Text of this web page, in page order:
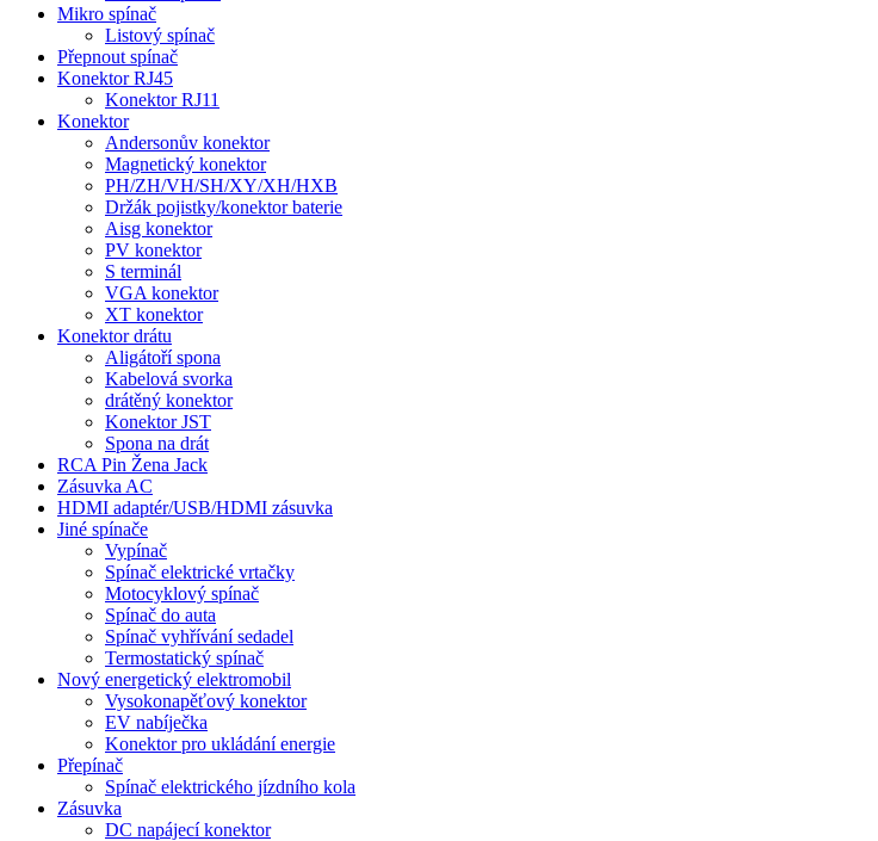
Mikro spínač
Listový spínač
Přepnout spínač
Konektor RJ45
Konektor RJ11
Konektor
Andersonův konektor
Magnetický konektor
PH/ZH/VH/SH/XY/XH/HXB
Držák pojistky/konektor baterie
Aisg konektor
PV konektor
S terminál
VGA konektor
XT konektor
Konektor drátu
Aligátoří spona
Kabelová svorka
drátěný konektor
Konektor JST
Spona na drát
RCA Pin Žena Jack
Zásuvka AC
HDMI adaptér/USB/HDMI zásuvka
Jiné spínače
Vypínač
Spínač elektrické vrtačky
Motocyklový spínač
Spínač do auta
Spínač vyhřívání sedadel
Termostatický spínač
Nový energetický elektromobil
Vysokonapěťový konektor
EV nabíječka
Konektor pro ukládání energie
Přepínač
Spínač elektrického jízdního kola
Zásuvka
DC napájecí konektor